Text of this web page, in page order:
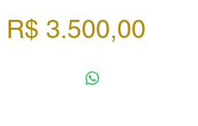
R$ 3.500,00Preço